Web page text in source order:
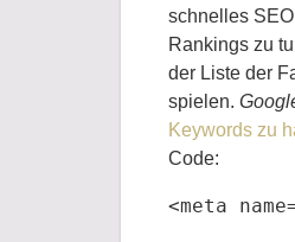
schnelles
Rankings zu
der Liste der
spielen.
Keywords zu
Code:
<meta